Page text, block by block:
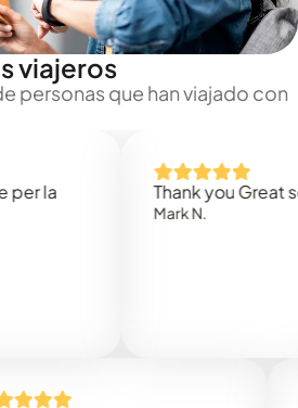
viajeros
personas que han viajado con
la
Thank you Great
Mark N.